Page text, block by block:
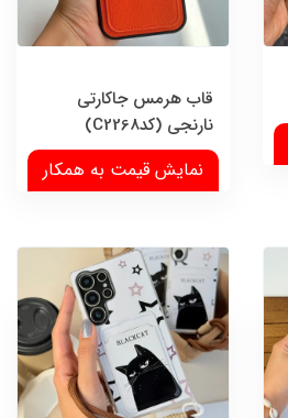
قاب هرمس جاکارتی
نارنجی (کدC2268)
نمایش قیمت به همکار